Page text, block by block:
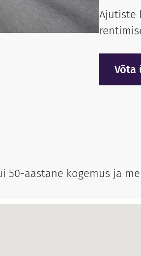
Ajutiste
Võta
50-aastane kogemus ja